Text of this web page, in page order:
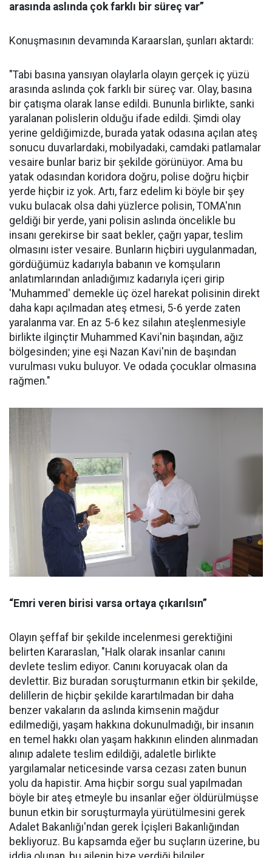
arasında aslında çok farklı bir süreç var”
Konuşmasının devamında Karaarslan, şunları aktardı:
"Tabi basına yansıyan olaylarla olayın gerçek iç yüzü
arasında aslında çok farklı bir süreç var. Olay, basına
bir çatışma olarak lanse edildi. Bununla birlikte, sanki
yaralanan polislerin olduğu ifade edildi. Şimdi olay
yerine geldiğimizde, burada yatak odasına açılan ateş
sonucu duvarlardaki, mobilyadaki, camdaki patlamalar
vesaire bunlar bariz bir şekilde görünüyor. Ama bu
yatak odasından koridora doğru, polise doğru hiçbir
yerde hiçbir iz yok. Artı, farz edelim ki böyle bir şey
vuku bulacak olsa dahi yüzlerce polisin, TOMA'nın
geldiği bir yerde, yani polisin aslında öncelikle bu
insanı gerekirse bir saat bekler, çağrı yapar, teslim
olmasını ister vesaire. Bunların hiçbiri uygulanmadan,
gördüğümüz kadarıyla babanın ve komşuların
anlatımlarından anladığımız kadarıyla içeri girip
'Muhammed' demekle üç özel harekat polisinin direkt
daha kapı açılmadan ateş etmesi, 5-6 yerde zaten
yaralanma var. En az 5-6 kez silahın ateşlenmesiyle
birlikte ilginçtir Muhammed Kavi'nin başından, ağız
bölgesinden; yine eşi Nazan Kavi'nin de başından
vurulması vuku buluyor. Ve odada çocuklar olmasına
rağmen."
“Emri veren birisi varsa ortaya çıkarılsın”
Olayın şeffaf bir şekilde incelenmesi gerektiğini
belirten Kararaslan, "Halk olarak insanlar canını
devlete teslim ediyor. Canını koruyacak olan da
devlettir. Biz buradan soruşturmanın etkin bir şekilde,
delillerin de hiçbir şekilde karartılmadan bir daha
benzer vakaların da aslında kimsenin mağdur
edilmediği, yaşam hakkına dokunulmadığı, bir insanın
en temel hakkı olan yaşam hakkının elinden alınmadan
alınıp adalete teslim edildiği, adaletle birlikte
yargılamalar neticesinde varsa cezası zaten bunun
yolu da hapistir. Ama hiçbir sorgu sual yapılmadan
böyle bir ateş etmeyle bu insanlar eğer öldürülmüşse
bunun etkin bir soruşturmayla yürütülmesini gerek
Adalet Bakanlığı'ndan gerek İçişleri Bakanlığından
bekliyoruz. Bu kapsamda eğer bu suçların üzerine, bu